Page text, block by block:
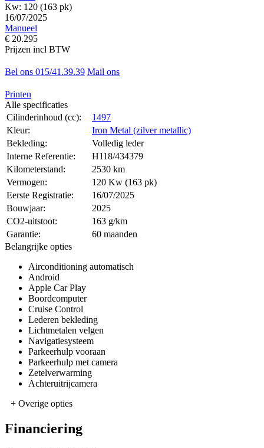
Kw: 120 (163 pk)
16/07/2025
Manueel
€ 20.295
Prijzen incl BTW
Bel ons 015/41.39.39 Mail ons
Printen
Alle specificaties
Cilinderinhoud (cc):
1497
Kleur:
Iron Metal (zilver metallic)
Bekleding:
Volledig leder
Interne Referentie:
H118/434379
Kilometerstand:
2530 km
Vermogen:
120 Kw (163 pk)
Eerste Registratie:
16/07/2025
Bouwjaar:
2025
CO2-uitstoot:
163 g/km
Garantie:
60 maanden
Belangrijke opties
Airconditioning automatisch
Android
Apple Car Play
Boordcomputer
Cruise Control
Lederen bekleding
Lichtmetalen velgen
Navigatiesysteem
Parkeerhulp vooraan
Parkeerhulp met camera
Zetelverwarming
Achteruitrijcamera
+ Overige opties
Financiering